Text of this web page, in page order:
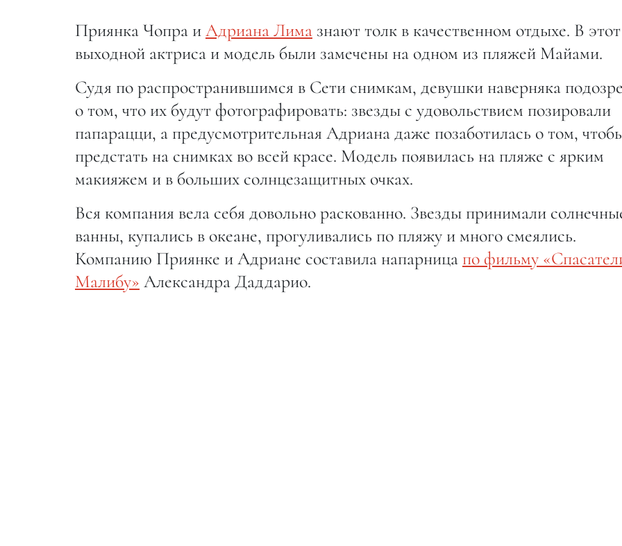
Приянка Чопра иАдриана Лима знают толк в качественном отдыхе. В этот
выходной актриса и модель были замечены на одном из пляжей Майами.
Судя по распространившимся в Сети снимкам, девушки наверняка
о том, что их будут фотографировать: звезды с удовольствием позировали
папарацци, а предусмотрительная Адриана даже позаботилась о том,
предстать на снимках во всей красе. Модель появилась на пляже с ярким
макияжем и в больших солнцезащитных очках.
Вся компания вела себя довольно раскованно. Звезды принимали
ванны, купались в океане, прогуливались по пляжу и много смеялись.
Компанию Приянке и Адриане составила напарница по фильму
Малибу» Александра Даддарио.